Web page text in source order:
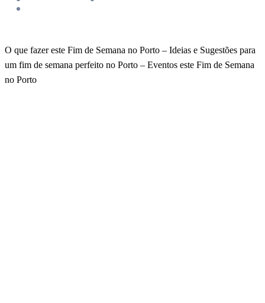
O que fazer este Fim de Semana no Porto – Ideias e Sugestões para
um fim de semana perfeito no Porto – Eventos este Fim de Semana
no Porto